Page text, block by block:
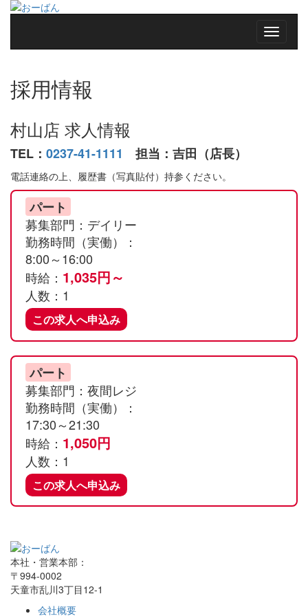
採用情報
村山店 求人情報
TEL： 0237-41-1111 担当：吉田（店長）
電話連絡の上、履歴書（写真貼付）持参ください。
パート
募集部門：デイリー
勤務時間（実働）：
8:00～16:00
時給： 1,035円～
人数：1
この求人へ申込み
パート
募集部門：夜間レジ
勤務時間（実働）：
17:30～21:30
時給： 1,050円
人数：1
この求人へ申込み
本社・営業本部：
〒994-0002
天童市乱川3丁目12-1
会社概要